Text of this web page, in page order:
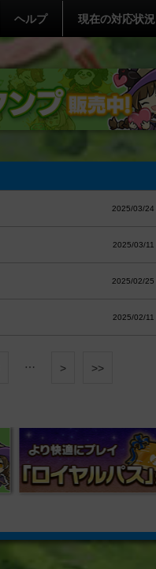
ヘルプ 現在の対応状況
2025/03/24
2025/03/11
2025/02/25
2025/02/11
… > >>